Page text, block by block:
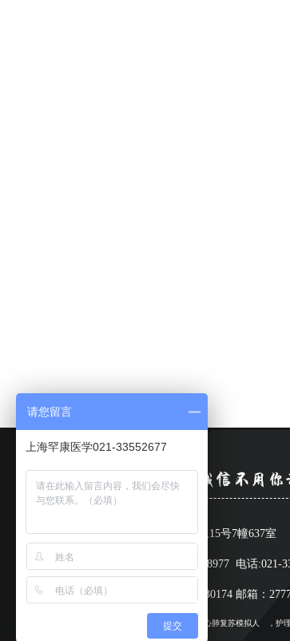
关于罕康医学
地址：上海市奉贤区南虹路5,9,15号7幢637室
联系人：杨经理 手机 13331918977 电话:021-
FAX: 021-67677177 QQ: 2777930174 邮箱：
设备公司业务包含： 心肺复苏模拟人 ，护
请您留言
上海罕康医学021-33552677
提交